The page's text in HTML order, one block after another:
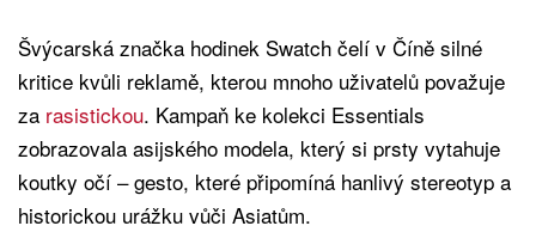
Švýcarská značka hodinek Swatch čelí v Číně silné
kritice kvůli reklamě, kterou mnoho uživatelů považuje
za rasistickou. Kampaň ke kolekci Essentials
zobrazovala asijského modela, který si prsty vytahuje
koutky očí – gesto, které připomíná hanlivý stereotyp a
historickou urážku vůči Asiatům.